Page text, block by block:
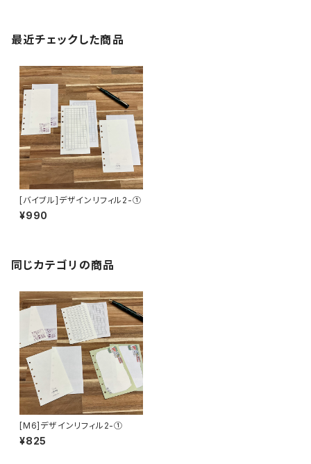
最近チェックした商品
[バイブル]デザインリフィル2-①
¥990
同じカテゴリの商品
[M6]デザインリフィル2-①
¥825